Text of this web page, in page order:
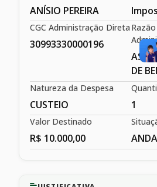
ANÍSIO PEREIRA
CGC Administração Direta
30993330000196
DE
Natureza da Despesa
CUSTEIO 1
Valor Destinado
R$ 10.000,00